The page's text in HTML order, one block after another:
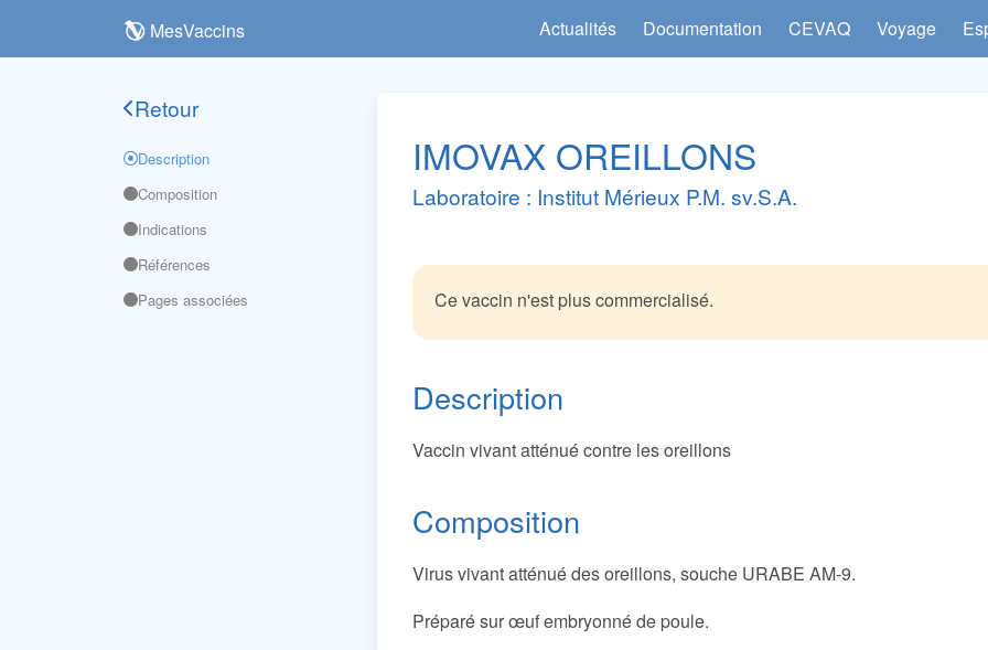
MesVaccins Actualités Documentation CEVAQ Voyage
Retour
Description
Composition
Indications
Références
Pages associées
IMOVAX OREILLONS
Laboratoire : Institut Mérieux P.M. sv.S.A.
Ce vaccin n'est plus commercialisé.
Description
Vaccin vivant atténué contre les oreillons
Composition
Virus vivant atténué des oreillons, souche URABE AM-9.
Préparé sur œuf embryonné de poule.